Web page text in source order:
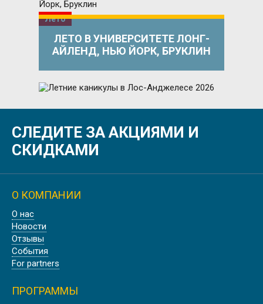
Лето
ЛЕТО В УНИВЕРСИТЕТЕ ЛОНГ-
АЙЛЕНД, НЬЮ ЙОРК, БРУКЛИН
ЛЕТНИЕ КАНИКУЛЫ В ЛОС-
АНДЖЕЛЕСЕ 2026
СЛЕДИТЕ ЗА АКЦИЯМИ И
СКИДКАМИ
О КОМПАНИИ
О нас
Новости
Отзывы
События
For partners
ПРОГРАММЫ